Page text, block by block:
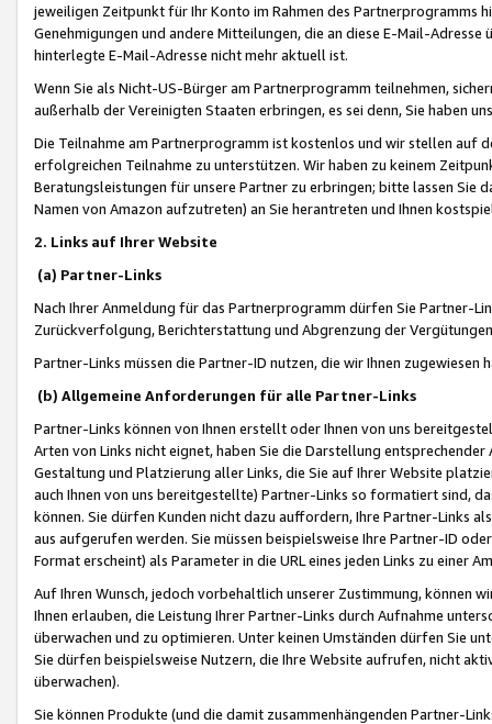
jeweiligen Zeitpunkt für Ihr Konto im Rahmen des Partnerprogramms
Genehmigungen und andere Mitteilungen, die an diese E-Mail-
hinterlegte E-Mail-Adresse nicht mehr aktuell ist.
Wenn Sie als Nicht-US-Bürger am Partnerprogramm teilnehmen,
außerhalb der Vereinigten Staaten erbringen, es sei denn, Sie haben
Die Teilnahme am Partnerprogramm ist kostenlos und wir stellen auf
erfolgreichen Teilnahme zu unterstützen. Wir haben zu keinem
Beratungsleistungen für unsere Partner zu erbringen; bitte lassen Sie
Namen von Amazon aufzutreten) an Sie herantreten und Ihnen
2. Links auf Ihrer Website
(a) Partner-Links
Nach Ihrer Anmeldung für das Partnerprogramm dürfen Sie Partner-
Zurückverfolgung, Berichterstattung und Abgrenzung der
Partner-Links müssen die Partner-ID nutzen, die wir Ihnen zugewiesen
(b) Allgemeine Anforderungen für alle Partner-Links
Partner-Links können von Ihnen erstellt oder Ihnen von uns
Arten von Links nicht eignet, haben Sie die Darstellung
Gestaltung und Platzierung aller Links, die Sie auf Ihrer Website
auch Ihnen von uns bereitgestellte) Partner-Links so formatiert sind,
können. Sie dürfen Kunden nicht dazu auffordern, Ihre Partner-Links
aus aufgerufen werden. Sie müssen beispielsweise Ihre Partner-ID
Format erscheint) als Parameter in die URL eines jeden Links zu einer
Auf Ihren Wunsch, jedoch vorbehaltlich unserer Zustimmung, können
Ihnen erlauben, die Leistung Ihrer Partner-Links durch Aufnahme
überwachen und zu optimieren. Unter keinen Umständen dürfen Sie
Sie dürfen beispielsweise Nutzern, die Ihre Website aufrufen, nicht
überwachen).
Sie können Produkte (und die damit zusammenhängenden Partner-